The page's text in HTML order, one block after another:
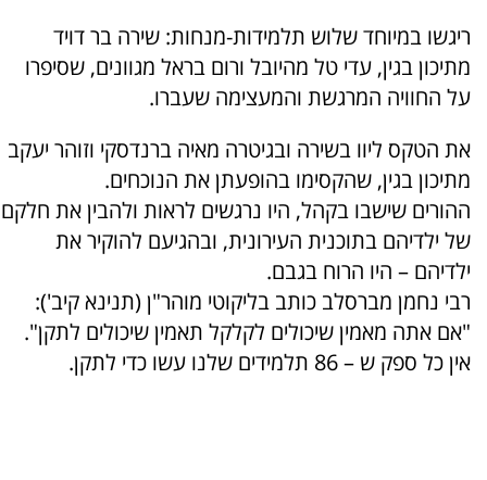
ריגשו במיוחד שלוש תלמידות-מנחות: שירה בר דויד
מתיכון בגין, עדי טל מהיובל ורום בראל מגוונים, שסיפרו
על החוויה המרגשת והמעצימה שעברו.
את הטקס ליוו בשירה ובגיטרה מאיה ברנדסקי וזוהר יעקב
מתיכון בגין, שהקסימו בהופעתן את הנוכחים.
ההורים שישבו בקהל, היו נרגשים לראות ולהבין את חלקם
של ילדיהם בתוכנית העירונית, ובהגיעם להוקיר את
ילדיהם – היו הרוח בגבם.
רבי נחמן מברסלב כותב בליקוטי מוהר"ן (תנינא קיב'):
"אם אתה מאמין שיכולים לקלקל תאמין שיכולים לתקן".
אין כל ספק ש – 86 תלמידים שלנו עשו כדי לתקן.